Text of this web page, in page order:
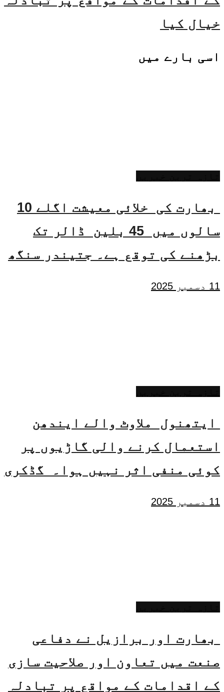
خیال کیا
اسی بارے میں
بھارت کی خلائی معیشت اگلے 10
سالوں میں 45 بلین ڈالر تک
بڑھنے کی توقع ہے۔ جتیندر سنگھ
11 دسمبر 2025
ایتھنول ملاوٹ والے ایندھن
استعمال کرنے والی گاڑیوں پر
کوئی منفی اثر نہیں ہوا۔ گڈکری
11 دسمبر 2025
بھارت اور برازیل نے دفاعی
صنعت میں تعاون اور صلاحیت سازی
کے اقدامات کے مواقع پر تبادلہ